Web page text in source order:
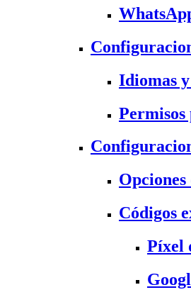
Idiomas
Permisos
Códigos
Píxel